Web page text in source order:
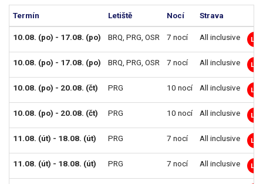
Termín Letiště Nocí Strava
10.08. (po) - 17.08. (po) BRQ PRG OSR 7 nocí All inclusive LM
10.08. (po) - 17.08. (po) BRQ PRG OSR 7 nocí All inclusive LM
10.08. (po) - 20.08. (čt) PRG 10 nocí All inclusive LM
10.08. (po) - 20.08. (čt) PRG 10 nocí All inclusive LM
11.08. (út) - 18.08. (út) PRG 7 nocí All inclusive LM
11.08. (út) - 18.08. (út) PRG 7 nocí All inclusive LM